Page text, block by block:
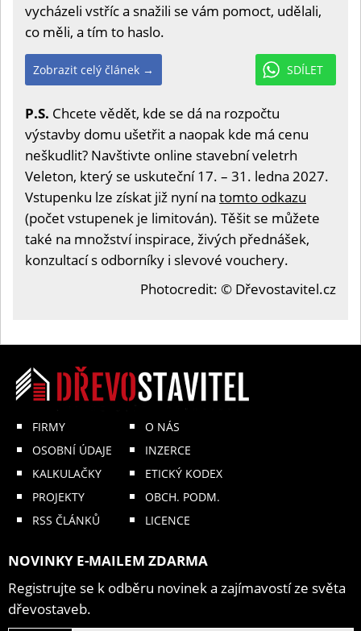
vycházeli vstříc a snažili se vám pomoct, udělali,
co měli, a tím to haslo.
SDÍLET
Zobrazit celý článek →
P.S. Chcete vědět, kde se dá na rozpočtu
výstavby domu ušetřit a naopak kde má cenu
neškudlit? Navštivte online stavební veletrh
Veleton, který se uskuteční 17. – 31. ledna 2027.
Vstupenku lze získat již nyní na tomto odkazu
(počet vstupenek je limitován). Těšit se můžete
také na množství inspirace, živých přednášek,
konzultací s odborníky i slevové vouchery.
Photocredit: © Dřevostavitel.cz
FIRMY
OSOBNÍ ÚDAJE
KALKULAČKY
PROJEKTY
RSS ČLÁNKŮ
O NÁS
INZERCE
ETICKÝ KODEX
OBCH. PODM.
LICENCE
NOVINKY E-MAILEM ZDARMA
Registrujte se k odběru novinek a zajímavostí ze světa
dřevostaveb.